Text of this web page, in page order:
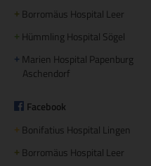
+ Borromäus Hospital Leer
+ Hümmling Hospital Sögel
+ Marien Hospital Papenburg
Aschendorf
Facebook
+ Bonifatius Hospital Lingen
+ Borromäus Hospital Leer